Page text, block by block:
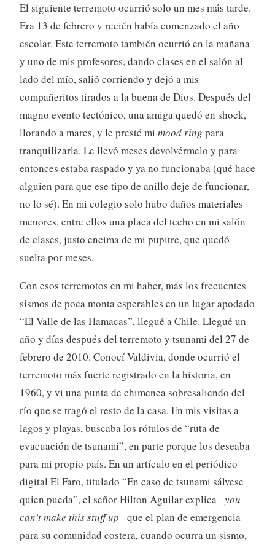
El siguiente terremoto ocurrió solo un mes más tarde.
Era 13 de febrero y recién había comenzado el año
escolar. Este terremoto también ocurrió en la mañana
y uno de mis profesores, dando clases en el salón al
lado del mío, salió corriendo y dejó a mis
compañeritos tirados a la buena de Dios. Después del
magno evento tectónico, una amiga quedó en shock,
llorando a mares, y le presté mi mood ring para
tranquilizarla. Le llevó meses devolvérmelo y para
entonces estaba raspado y ya no funcionaba (qué hace
alguien para que ese tipo de anillo deje de funcionar,
no lo sé). En mi colegio solo hubo daños materiales
menores, entre ellos una placa del techo en mi salón
de clases, justo encima de mi pupitre, que quedó
suelta por meses.
Con esos terremotos en mi haber, más los frecuentes
sismos de poca monta esperables en un lugar apodado
“El Valle de las Hamacas”, llegué a Chile. Llegué un
año y días después del terremoto y tsunami del 27 de
febrero de 2010. Conocí Valdivia, donde ocurrió el
terremoto más fuerte registrado en la historia, en
1960, y vi una punta de chimenea sobresaliendo del
río que se tragó el resto de la casa. En mis visitas a
lagos y playas, buscaba los rótulos de “ruta de
evacuación de tsunami”, en parte porque los deseaba
para mi propio país. En un artículo en el periódico
digital El Faro, titulado “En caso de tsunami sálvese
quien pueda”, el señor Hilton Aguilar explica –you
can’t make this stuff up– que el plan de emergencia
para su comunidad costera, cuando ocurra un sismo,